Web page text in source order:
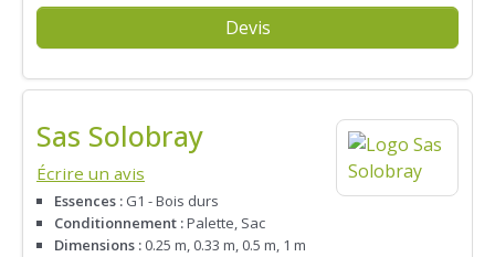
Devis
Sas Solobray
Écrire un avis
Essences : G1 - Bois durs
Conditionnement :Palette, Sac
Dimensions : 0.25 m, 0.33 m, 0.5 m, 1 m